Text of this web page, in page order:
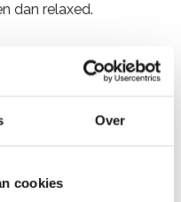
Over
cookies
dan relaxed.
Meld je